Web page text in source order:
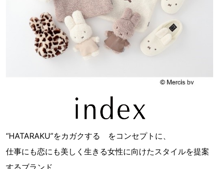
“HATARAKU”をカガクする をコンセプトに、
仕事にも恋にも美しく生きる女性に向けたスタイルを提案
するブランド